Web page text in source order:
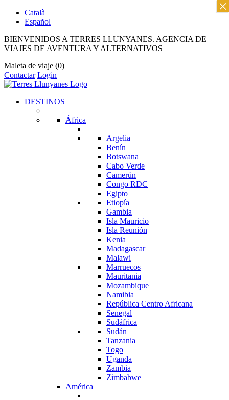
Català
Español
BIENVENIDOS A TERRES LLUNYANES. AGENCIA DE
VIAJES DE AVENTURA Y ALTERNATIVOS
Maleta de viaje (0)
Contactar Login
DESTINOS
África
Argelia
Benín
Botswana
Cabo Verde
Camerún
Congo RDC
Egipto
Etiopía
Gambia
Isla Mauricio
Isla Reunión
Kenia
Madagascar
Malawi
Marruecos
Mauritania
Mozambique
Namibia
República Centro Africana
Senegal
Sudáfrica
Sudán
Tanzania
Togo
Uganda
Zambia
Zimbabwe
América
×